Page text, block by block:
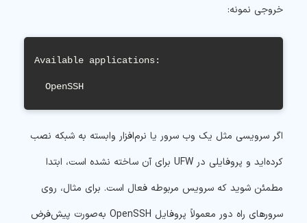
خروجی نمونه:
Available applications:
  OpenSSH
اگر سرویسی مثل یک وب سرور یا نرم‌افزار وابسته به شبکه نصب
کرده‌اید و پروفایلی در UFW برای آن ساخته نشده است، ابتدا
مطمئن شوید که سرویس مربوطه فعال است. برای مثال، روی
سرورهای راه دور معمولاً پروفایل OpenSSH به‌صورت پیش‌فرض